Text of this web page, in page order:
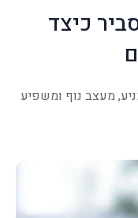
כיצד
מעצב נוף ומשפיע